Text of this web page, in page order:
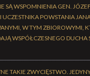
SĄ WSPOMNIENIA GEN.
POWSTANIA
W TYM ZBIOROWYMI,
WSPÓŁCZESNEGO
TAKIE ZWYCIĘSTWO.